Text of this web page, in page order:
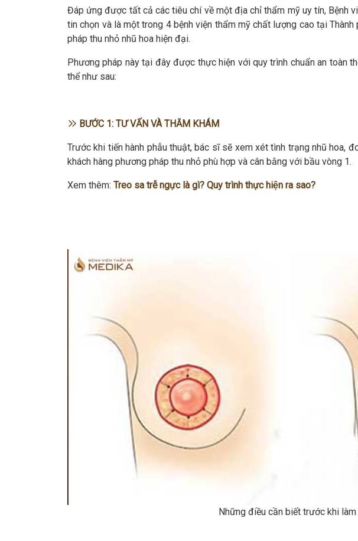
Đáp ứng được tất cả các tiêu chí về một địa chỉ thẩm mỹ uy tín, Bệnh
tin chọn và là một trong 4 bệnh viện thẩm mỹ chất lượng cao tại
pháp thu nhỏ nhũ hoa hiện đại.
Phương pháp này tại đây được thực hiện với quy trình chuẩn an toàn
thể như sau:
BƯỚC 1: TƯ VẤN VÀ THĂM KHÁM
Trước khi tiến hành phẫu thuật, bác sĩ sẽ xem xét tình trạng nhũ hoa,
khách hàng phương pháp thu nhỏ phù hợp và cân bằng với bầu vòng 1.
Xem thêm: Treo sa trễ ngực là gì? Quy trình thực hiện ra sao?
Những điều cần biết trước khi làm